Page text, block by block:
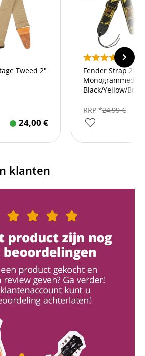
Tweed 2"
24,00 €
10
Fender Strap 2\"
Monogrammed
Black/Yellow/
RRP *24,99€
klanten